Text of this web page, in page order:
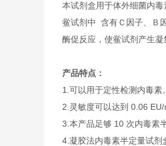
本试剂盒用于体外细菌内
鲎试剂中 含有Ｃ因子、Ｂ
酶促反应，使鲎试剂产生凝
产品特点：
1.可以用于定性检测内毒素。
2.灵敏度可以达到 0.06 EU/
3.本产品足够 10 次内毒素
4.凝胶法内毒素半定量试剂